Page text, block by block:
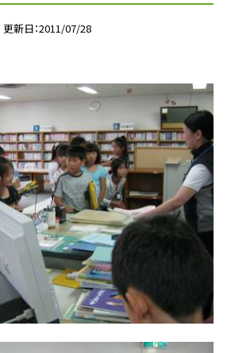
更新日 2011/07/28